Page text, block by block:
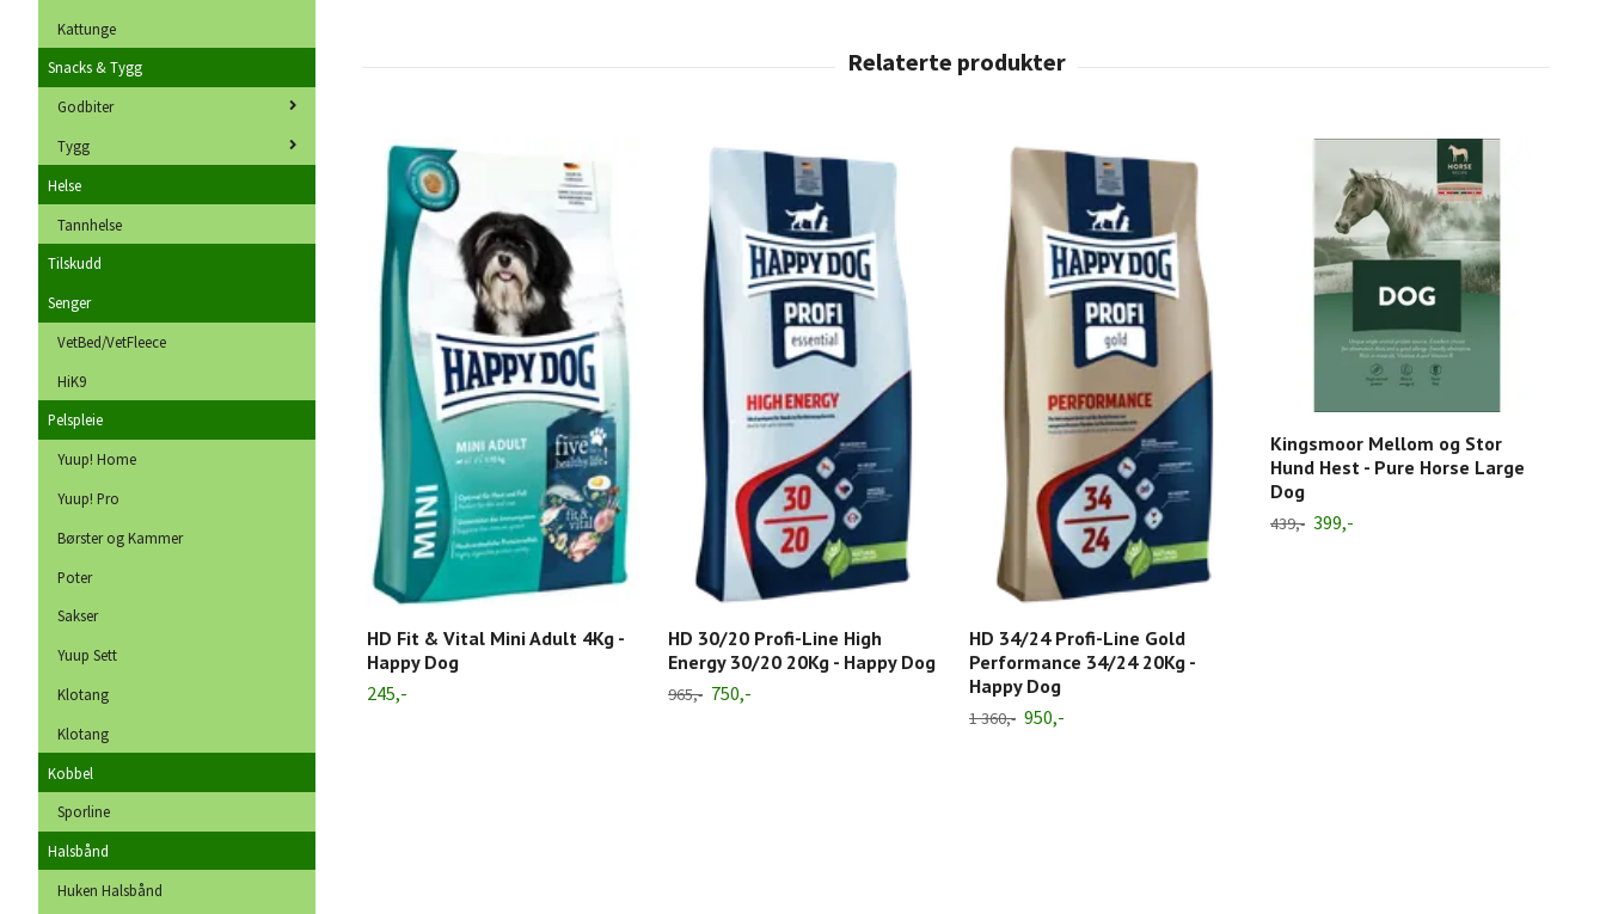
Kattunge
Snacks & Tygg
Godbiter
Tygg
Helse
Tannhelse
Tilskudd
Senger
VetBed/VetFleece
HiK9
Pelspleie
Yuup! Home
Yuup! Pro
Børster og Kammer
Poter
Sakser
Yuup Sett
Klotang
Klotang
Kobbel
Sporline
Halsbånd
Huken Halsbånd
HD Fit & Vital Mini Adult 4Kg -
Happy Dog
245,-
HD 30/20 Profi-Line High
Energy 30/20 20Kg - Happy Dog
965,- 750,-
HD 34/24 Profi-Line Gold
Performance 34/24 20Kg -
Happy Dog
1 360,- 950,-
Kingsmoor Mellom og Stor
Hund Hest - Pure Horse Large
Dog
439,- 399,-